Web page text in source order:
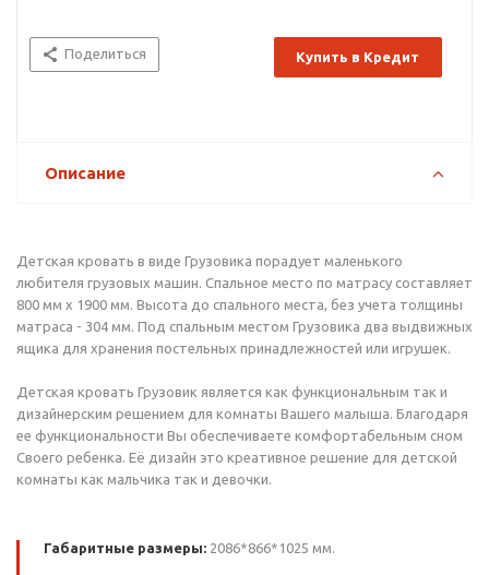
Поделиться Купить в Кредит
Описание
Детская кровать в виде Грузовика порадует маленького
любителя грузовых машин. Спальное место по матрасу составляет
800 мм х 1900 мм. Высота до спального места, без учета толщины
матраса - 304 мм. Под спальным местом Грузовика два выдвижных
ящика для хранения постельных принадлежностей или игрушек.
Детская кровать Грузовик является как функциональным так и
дизайнерским решением для комнаты Вашего малыша. Благодаря
ее функциональности Вы обеспечиваете комфортабельным сном
Своего ребенка. Её дизайн это креативное решение для детской
комнаты как мальчика так и девочки.
Габаритные размеры: 2086*866*1025 мм.